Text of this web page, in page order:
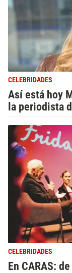
CELEBRIDADES
Así está hoy
la periodista
CELEBRIDADES
En CARAS: